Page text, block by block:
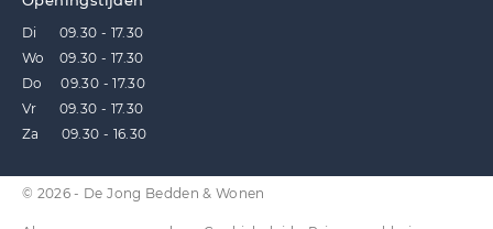
Di 09.30 - 17.30
Wo 09.30 - 17.30
Do 09.30 - 17.30
Vr 09.30 - 17.30
Za 09.30 - 16.30
© 2026 - De Jong Bedden & Wonen